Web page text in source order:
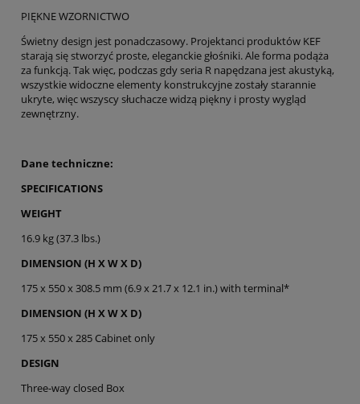
PIĘKNE WZORNICTWO
Świetny design jest ponadczasowy. Projektanci produktów KEF
starają się stworzyć proste, eleganckie głośniki. Ale forma podąża
za funkcją. Tak więc, podczas gdy seria R napędzana jest akustyką,
wszystkie widoczne elementy konstrukcyjne zostały starannie
ukryte, więc wszyscy słuchacze widzą piękny i prosty wygląd
zewnętrzny.
Dane techniczne:
SPECIFICATIONS
WEIGHT
16.9 kg (37.3 lbs.)
DIMENSION (H X W X D)
175 x 550 x 308.5 mm (6.9 x 21.7 x 12.1 in.) with terminal*
DIMENSION (H X W X D)
175 x 550 x 285 Cabinet only
DESIGN
Three-way closed Box